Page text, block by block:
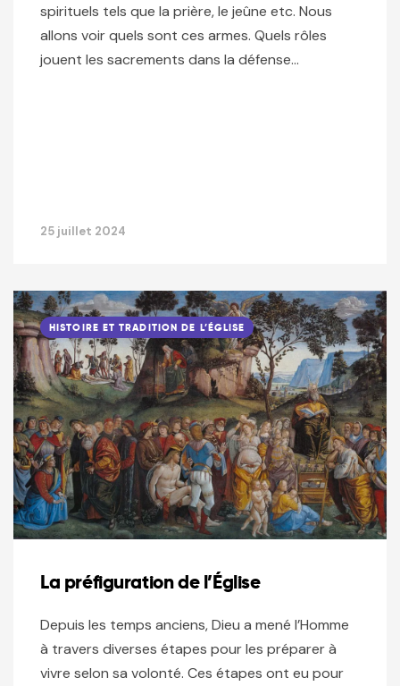
spirituels tels que la prière, le jeûne etc. Nous
allons voir quels sont ces armes. Quels rôles
jouent les sacrements dans la défense…
25 juillet 2024
HISTOIRE ET TRADITION DE L’ÉGLISE
La préfiguration de l’Église
Depuis les temps anciens, Dieu a mené l’Homme
à travers diverses étapes pour les préparer à
vivre selon sa volonté. Ces étapes ont eu pour